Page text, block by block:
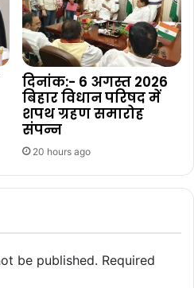
दिनांक:- 6 अगस्त 2026
बिहार विधान परिषद में
शपथ ग्रहण समारोह
संपन्न
20 hours ago
be published. Required